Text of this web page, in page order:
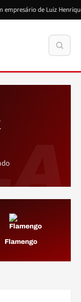
de Luiz Henrique
Flamengo